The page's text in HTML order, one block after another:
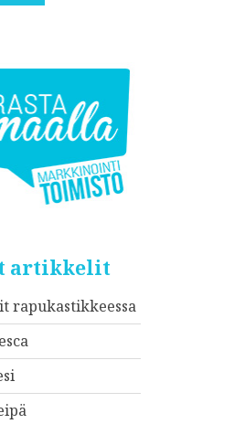
artikkelit
rapukastikkeessa